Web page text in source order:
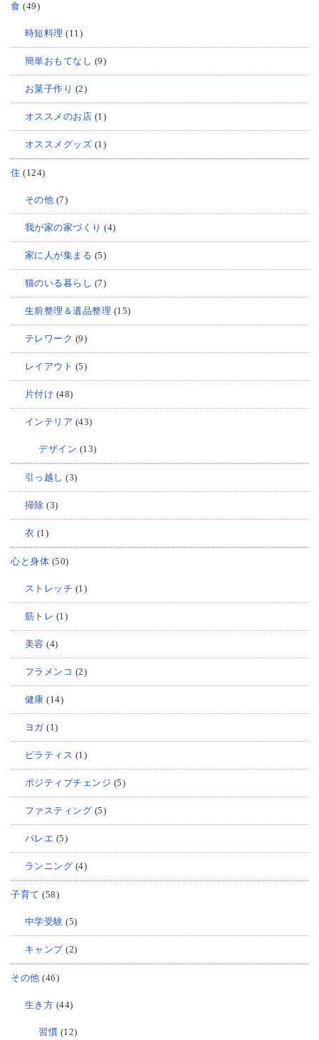
食 (49)
時短料理 (11)
簡単おもてなし (9)
お菓子作り (2)
オススメのお店 (1)
オススメグッズ (1)
住 (124)
その他 (7)
我が家の家づくり (4)
家に人が集まる (5)
猫のいる暮らし (7)
生前整理＆遺品整理 (15)
テレワーク (9)
レイアウト (5)
片付け (48)
インテリア (43)
デザイン (13)
引っ越し (3)
掃除 (3)
衣 (1)
心と身体 (50)
ストレッチ (1)
筋トレ (1)
美容 (4)
フラメンコ (2)
健康 (14)
ヨガ(1)
ピラティス (1)
ポジティブチェンジ (5)
ファスティング (5)
バレエ (5)
ランニング (4)
子育て (58)
中学受験 (5)
キャンプ(2)
その他 (46)
生き方 (44)
習慣 (12)